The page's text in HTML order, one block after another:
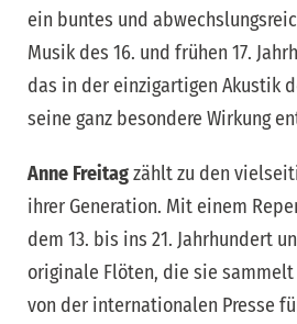
ein buntes und
Musik des 16. und frühen 17.
das in der einzigartigen Akustik
seine ganz besondere Wirkung
Anne Freitagzählt zu den
ihrer Generation. Mit einem
dem 13. bis ins 21. Jahrhundert
originale Flöten, die sie
von der internationalen Presse